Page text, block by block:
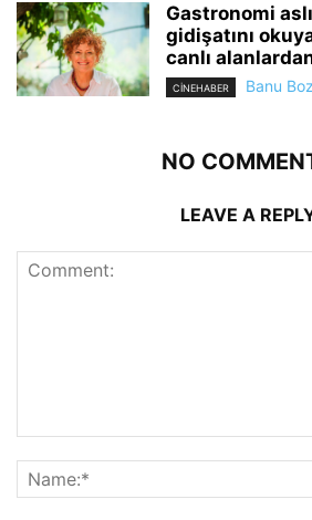
Gastronomi
gidişatını
canlı
CINEHABER Banu
NO
LEAVE A